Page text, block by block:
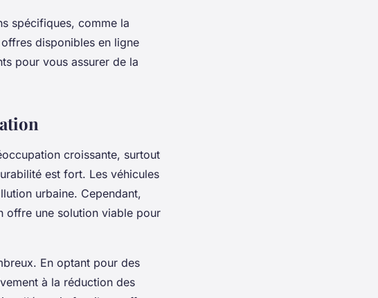
spécifiques, comme la
disponibles en ligne
pour vous assurer de la
croissante, surtout
est fort. Les véhicules
urbaine. Cependant,
offre une solution viable pour
En optant pour des
à la réduction des